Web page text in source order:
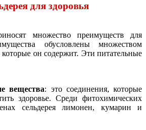
для здоровья
множество преимуществ для
обусловлены множеством
он содержит. Эти питательные
вещества: это соединения, которые
здоровье. Среди фитохимических
сельдерея лимонен, кумарин и